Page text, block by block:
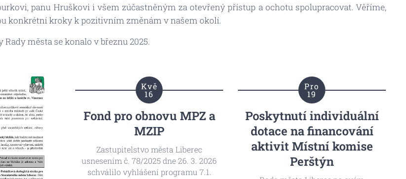
panu Hruškovi i všem zúčastněným za otevřený přístup a ochotu spolupracovat. Věříme,
konkrétní kroky k pozitivním změnám v našem okolí.
města se konalo v březnu 2025.
Kvě
16
Fond pro obnovu MPZ a
MZIP
Zastupitelstvo města Liberec
usnesením č. 78/2025 dne 26. 3. 2026
schválilo vyhlášení programu 7.1.
Pro
19
Poskytnutí individuální
dotace na financování
aktivit Místní komise
Perštýn